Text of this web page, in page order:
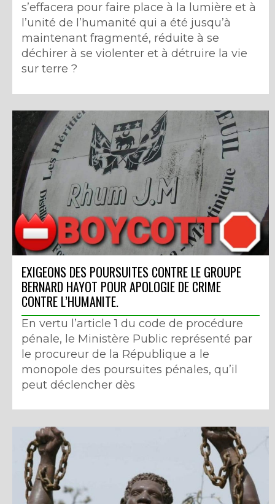
s’effacera pour faire place à la lumière et à
l’unité de l’humanité qui a été jusqu’à
maintenant fragmenté, réduite à se
déchirer à se violenter et à détruire la vie
sur terre ?
EXIGEONS DES POURSUITES CONTRE LE GROUPE
BERNARD HAYOT POUR APOLOGIE DE CRIME
CONTRE L’HUMANITE.
En vertu l’article 1 du code de procédure
pénale, le Ministère Public représenté par
le procureur de la République a le
monopole des poursuites pénales, qu’il
peut déclencher dès